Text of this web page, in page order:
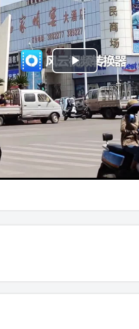
Play
Video